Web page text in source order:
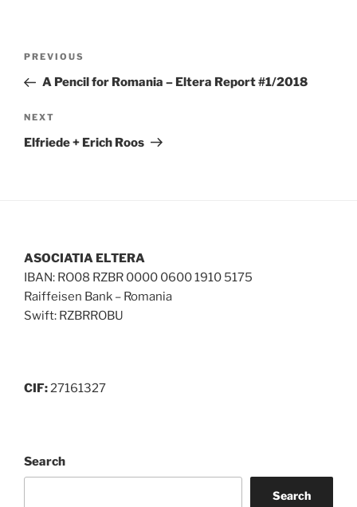
Previous
Post
PREVIOUS
A Pencil for Romania – Eltera Report #1/2018
Next
Post
NEXT
Elfriede + Erich Roos
ASOCIATIA ELTERA
IBAN: RO08 RZBR 0000 0600 1910 5175
Raiffeisen Bank – Romania
Swift: RZBRROBU
CIF:27161327
Search
Search